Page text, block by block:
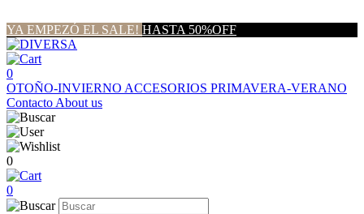
YA EMPEZÓ EL SALE! HASTA 50%OFF
0
OTOÑO-INVIERNO ACCESORIOS PRIMAVERA-VERANO
Contacto About us
0
0